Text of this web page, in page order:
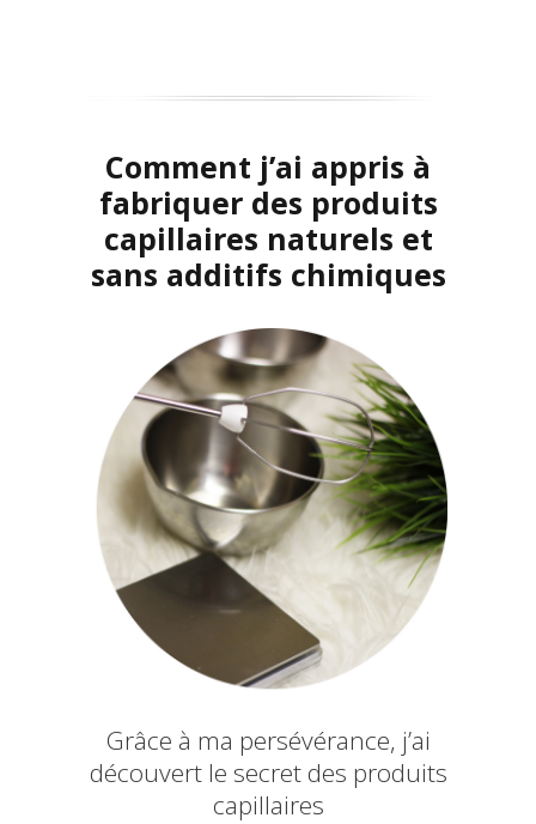
Comment j’ai appris à
fabriquer des produits
capillaires naturels et
sans additifs chimiques
Grâce à ma persévérance, j’ai
découvert le secret des produits
capillaires